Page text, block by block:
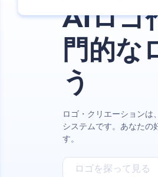
AIロゴ
門的な
う
ロゴ・クリエーションは
システムです。あなたの
す。